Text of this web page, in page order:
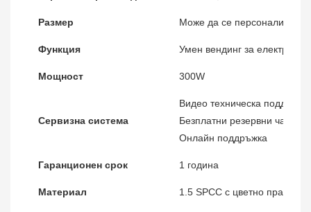
Размер Може да се персонализира
Функция Умен вендинг за
Мощност 300W
Сервизна система
Видео техническа
Безплатни резервни части,
Онлайн поддръжка
Гаранционен срок 1 година
Материал 1.5 SPCC с цветно прахово